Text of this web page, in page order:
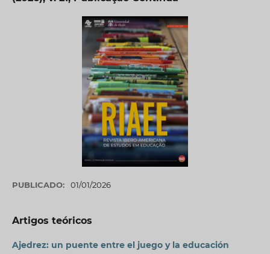
PUBLICADO: 01/01/2026
Artigos teóricos
Ajedrez: un puente entre el juego y la educación